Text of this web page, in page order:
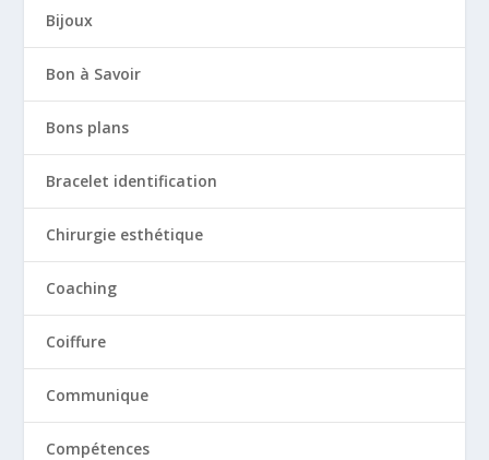
Bijoux
Bon à Savoir
Bons plans
Bracelet identification
Chirurgie esthétique
Coaching
Coiffure
Communique
Compétences